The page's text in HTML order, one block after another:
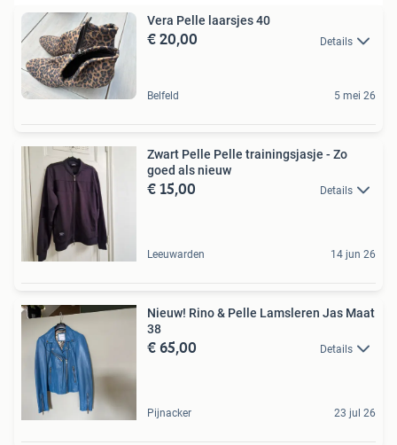
Vera Pelle laarsjes 40
€ 20,00 Details
Belfeld 5 mei 26
Zwart Pelle Pelle trainingsjasje - Zo
goed als nieuw
€ 15,00 Details
Leeuwarden 14 jun 26
Nieuw! Rino & Pelle Lamsleren Jas Maat
38
€ 65,00 Details
Pijnacker 23 jul 26